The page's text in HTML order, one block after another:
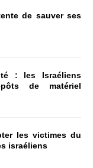
de sauver ses
: les Israéliens
de matériel
les victimes du
israéliens